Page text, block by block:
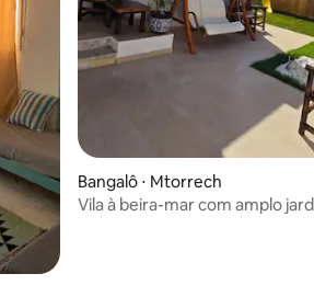
Bangalô ⋅ Mtorrech
Vila à beira-mar com amplo